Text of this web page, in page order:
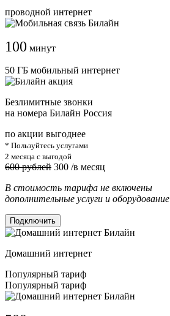
проводной интернет
100 минут
50 ГБ мобильный интернет
Безлимитные звонки
на номера Билайн Россия
по акции выгоднее
* Пользуйтесь услугами
2 месяца с выгодой
600 рублей 300 /в месяц
В стоимость тарифа не включены
дополнительные услуги и оборудование
Подключить
Домашний интернет
Популярный тариф
Популярный тариф